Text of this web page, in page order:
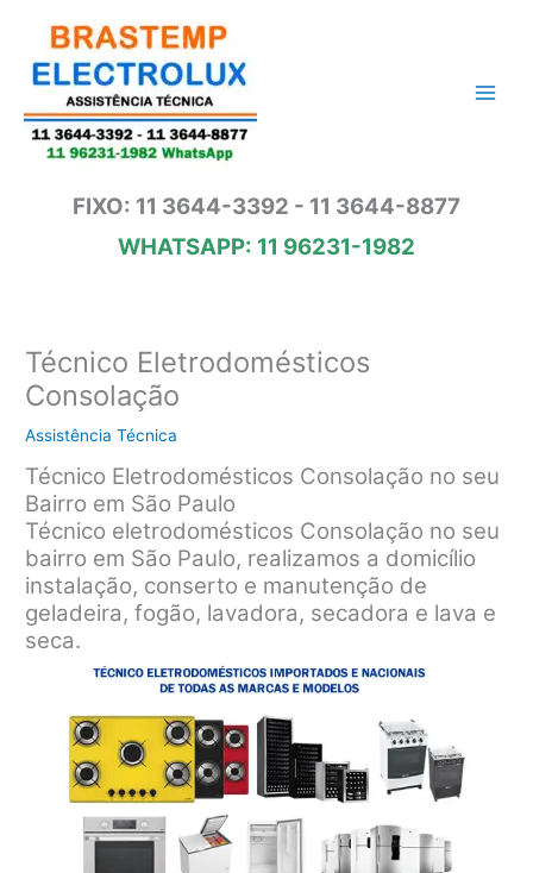
conteúdo
FIXO: 11 3644-3392 - 11 3644-8877
WHATSAPP: 11 96231-1982
Técnico Eletrodomésticos
Consolação
Assistência Técnica
Técnico Eletrodomésticos Consolação no seu
Bairro em São Paulo
Técnico eletrodomésticos Consolação no seu
bairro em São Paulo, realizamos a domicílio
instalação, conserto e manutenção de
geladeira, fogão, lavadora, secadora e lava e
seca.